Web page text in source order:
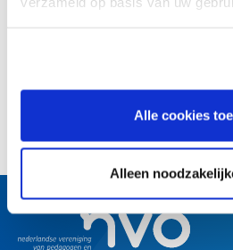
Alle cookies
Alleen
Terug naar
Deel deze uitspraak: